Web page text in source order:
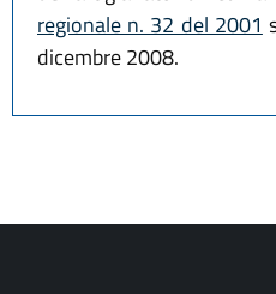
regionale n. 32 del 2001
dicembre 2008.